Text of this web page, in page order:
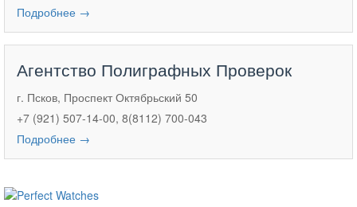
Подробнее →
Агентство Полиграфных Проверок
г. Псков, Проспект Октябрьский 50
+7 (921) 507-14-00, 8(8112) 700-043
Подробнее →